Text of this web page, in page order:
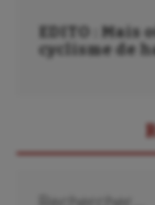
EDITO : Mais
cyclisme de